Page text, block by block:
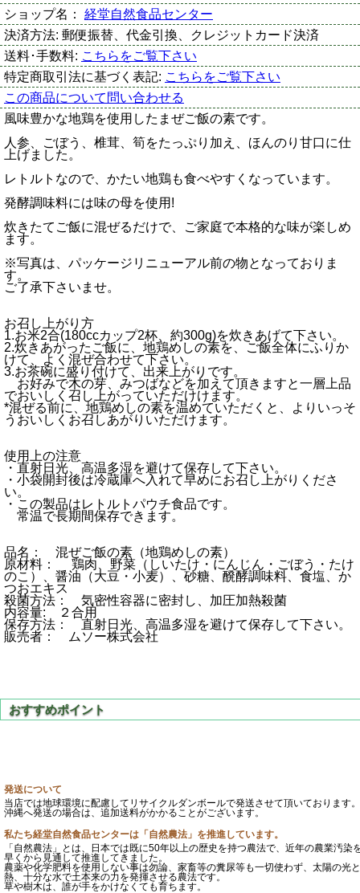
ショップ名： 経堂自然食品センター
決済方法: 郵便振替、代金引換、クレジットカード決済
送料･手数料: こちらをご覧下さい
特定商取引法に基づく表記: こちらをご覧下さい
この商品について問い合わせる
風味豊かな地鶏を使用したまぜご飯の素です。
人参、ごぼう、椎茸、筍をたっぷり加え、ほんのり甘口に仕
上げました。
レトルトなので、かたい地鶏も食べやすくなっています。
発酵調味料には味の母を使用!
炊きたてご飯に混ぜるだけで、ご家庭で本格的な味が楽しめ
ます。
※写真は、パッケージリニューアル前の物となっておりま
す。
ご了承下さいませ。
お召し上がり方
1.お米2合(180ccカップ2杯、約300g)を炊きあげて下さい。
2.炊きあがったご飯に、地鶏めしの素を、ご飯全体にふりか
けて、よく混ぜ合わせて下さい。
3.お茶碗に盛り付けて、出来上がりです。
お好みで木の芽、みつばなどを加えて頂きますと一層上品
でおいしく召し上がっていただけけます。
*混ぜる前に、地鶏めしの素を温めていただくと、よりいっそ
うおいしくお召しあがりいただけます。
使用上の注意
・直射日光、高温多湿を避けて保存して下さい。
・小袋開封後は冷蔵庫へ入れて早めにお召し上がりくださ
い。
・この製品はレトルトパウチ食品です。
常温で長期間保存できます。
品名： 混ぜご飯の素（地鶏めしの素）
原材料： 鶏肉、野菜（しいたけ・にんじん・ごぼう・たけ
のこ）、醤油（大豆・小麦）、砂糖、醗酵調味料、食塩、か
つおエキス
殺菌方法： 気密性容器に密封し、加圧加熱殺菌
内容量: ２合用
保存方法： 直射日光、高温多湿を避けて保存して下さい。
販売者： ムソー株式会社
発送について
当店では地球環境に配慮してリサイクルダンボールで発送させて頂いております。
沖縄へ発送の場合は、追加送料がかかることがございます。
私たち経堂自然食品センターは「自然農法」を推進しています。
「自然農法」とは、日本では既に50年以上の歴史を持つ農法で、近年の農業汚染
早くから見通して推進してきました。
農薬や化学肥料を使用しない事は勿論、家畜等の糞尿等も一切使わず、太陽の光と
熱、十分な水で土本来の力を発揮させる農法です。
草や樹木は、誰が手をかけなくても育ちます。